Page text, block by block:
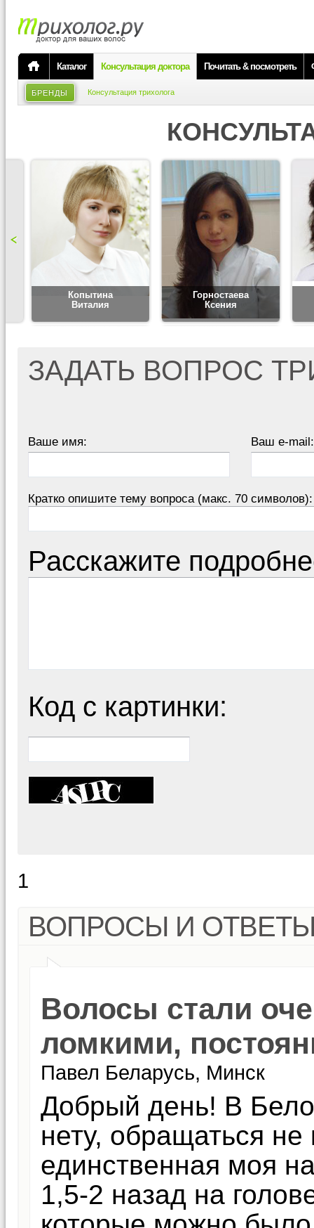
Каталог Консультация доктора Почитать & посмотреть
БРЕНДЫ Консультация трихолога
Копытина
Виталия
Горностаева
Ксения
ЗАДАТЬ ВОПРОС
Ваше имя: Ваш e-mail:
Кратко опишите тему вопроса (макс. 70 символов):
Расскажите
Код с картинки:
1
ВОПРОСЫ И
Волосы стали
ломкими,
Павел Беларусь, Минск
Добрый день! В
нету, обращаться не
единственная моя
1,5-2 назад на